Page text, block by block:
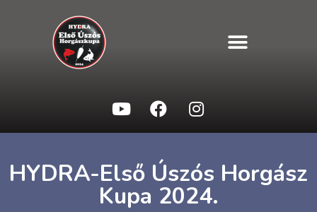
HYDRA-Első Úszós Horgász
Kupa 2024.